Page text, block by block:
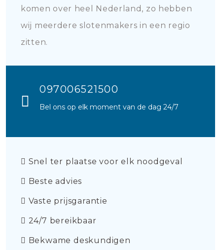
komen over heel Nederland, zo hebben
wij meerdere slotenmakers in een regio
zitten.
097006521500
Bel ons op elk moment van de dag 24/7
Snel ter plaatse voor elk noodgeval
Beste advies
Vaste prijsgarantie
24/7 bereikbaar
Bekwame deskundigen